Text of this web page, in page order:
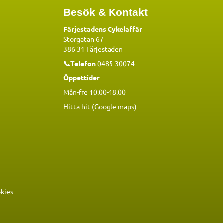
Besök & Kontakt
Färjestadens Cykelaffär
Storgatan 67
386 31 Färjestaden
📞Telefon0485-30074
Öppettider
Mån-fre 10.00-18.00
Hitta hit (Google maps)